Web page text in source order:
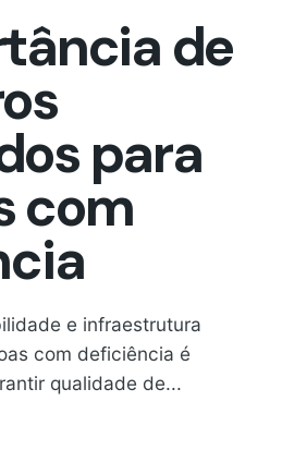
de
para
com
e infraestrutura
com deficiência é
qualidade de...